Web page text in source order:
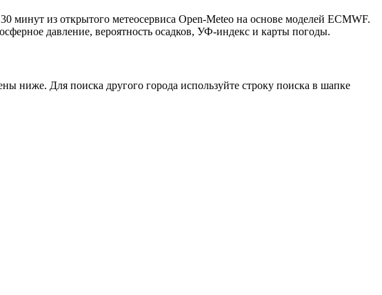
из открытого метеосервиса Open-Meteo на основе моделей ECMWF.
давление, вероятность осадков, УФ-индекс и карты погоды.
ниже. Для поиска другого города используйте строку поиска в шапке